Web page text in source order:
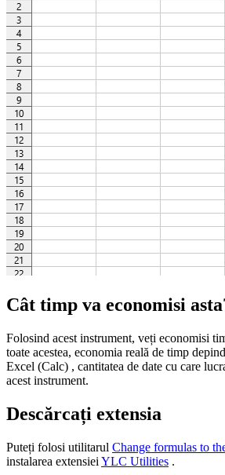
Cât timp va economisi
Folosind acest instrument, veți economisi
toate acestea, economia reală de timp
Excel (Calc) , cantitatea de date cu care
acest instrument.
Descărcați extensia
Puteți folosi utilitarul Change formulas to
instalarea extensiei YLC Utilities .